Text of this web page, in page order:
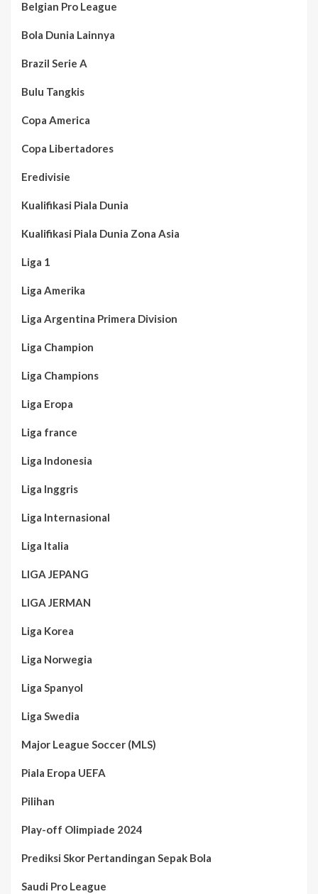
Belgian Pro League
Bola Dunia Lainnya
Brazil Serie A
Bulu Tangkis
Copa America
Copa Libertadores
Eredivisie
Kualifikasi Piala Dunia
Kualifikasi Piala Dunia Zona Asia
Liga 1
Liga Amerika
Liga Argentina Primera Division
Liga Champion
Liga Champions
Liga Eropa
Liga france
Liga Indonesia
Liga Inggris
Liga Internasional
Liga Italia
LIGA JEPANG
LIGA JERMAN
Liga Korea
Liga Norwegia
Liga Spanyol
Liga Swedia
Major League Soccer (MLS)
Piala Eropa UEFA
Pilihan
Play-off Olimpiade 2024
Prediksi Skor Pertandingan Sepak Bola
Saudi Pro League